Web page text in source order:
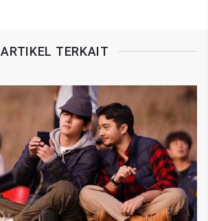
ARTIKEL TERKAIT